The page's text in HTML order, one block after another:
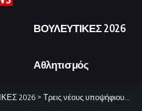
ΒΟΥΛΕΥΤΙΚΕΣ 2026
Αθλητισμός
2026 > Τρεις νέους υποψήφιους για τις επικείμενες εκλογές ανακοίνωσε η ΕΔΕΚ.